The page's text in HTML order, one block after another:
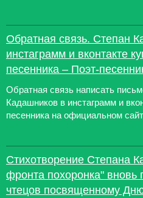
Обратная связь. Степан
инстаграмм и вконтакте
песенника – Поэт-
Обратная связь написать
Кадашников в инстаграмм и
песенника на официальном
Стихотворение Степана
фронта похоронка" вновь
чтецов посвященному